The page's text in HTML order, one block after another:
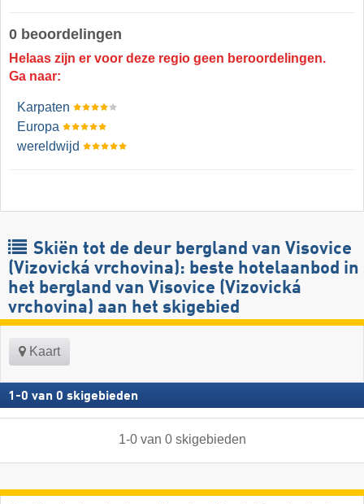
0 beoordelingen
Helaas zijn er voor deze regio geen beroordelingen.
Ga naar:
Karpaten
Europa
wereldwijd
Skiën tot de deur bergland van Visovice
(Vizovická vrchovina): beste hotelaanbod in
het bergland van Visovice (Vizovická
vrchovina) aan het skigebied
Kaart
1 -0 van 0 skigebieden
1-0van 0 skigebieden